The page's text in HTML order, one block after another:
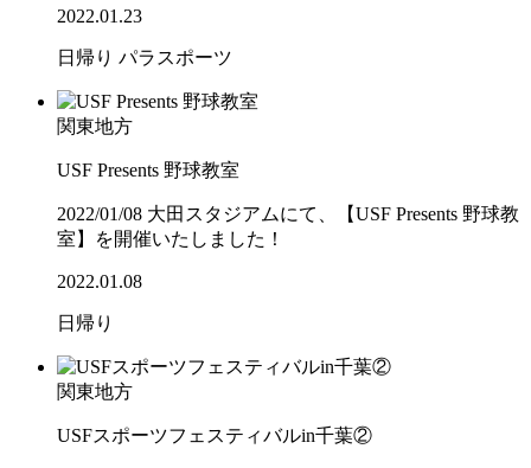
2022.01.23
日帰り パラスポーツ
関東地方
USF Presents 野球教室
2022/01/08 大田スタジアムにて、【USF Presents 野球教
室】を開催いたしました！
2022.01.08
日帰り
関東地方
USFスポーツフェスティバルin千葉②